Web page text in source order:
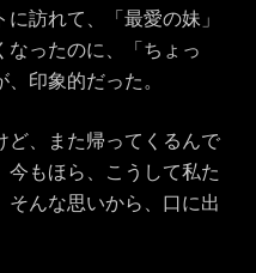
訪れて、「最愛の妹」
なったのに、「ちょっ
印象的だった。
ど、また帰ってくるんで
今もほら、こうして私た
そんな思いから、口に出